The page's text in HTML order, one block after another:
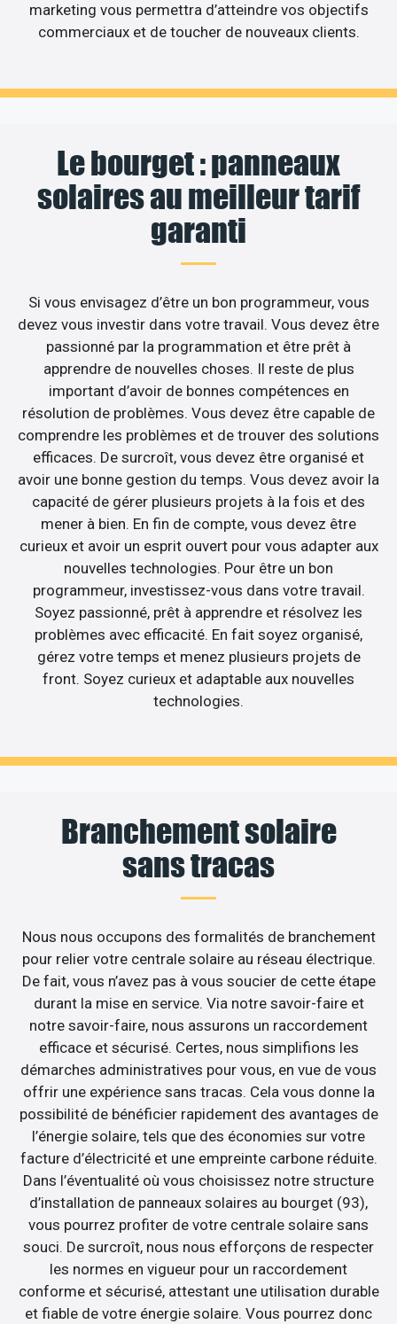
marketing vous permettra d’atteindre vos objectifs
commerciaux et de toucher de nouveaux clients.
Le bourget : panneaux
solaires au meilleur tarif
garanti
Si vous envisagez d’être un bon programmeur, vous
devez vous investir dans votre travail. Vous devez être
passionné par la programmation et être prêt à
apprendre de nouvelles choses. Il reste de plus
important d’avoir de bonnes compétences en
résolution de problèmes. Vous devez être capable de
comprendre les problèmes et de trouver des solutions
efficaces. De surcroît, vous devez être organisé et
avoir une bonne gestion du temps. Vous devez avoir la
capacité de gérer plusieurs projets à la fois et des
mener à bien. En fin de compte, vous devez être
curieux et avoir un esprit ouvert pour vous adapter aux
nouvelles technologies. Pour être un bon
programmeur, investissez-vous dans votre travail.
Soyez passionné, prêt à apprendre et résolvez les
problèmes avec efficacité. En fait soyez organisé,
gérez votre temps et menez plusieurs projets de
front. Soyez curieux et adaptable aux nouvelles
technologies.
Branchement solaire
sans tracas
Nous nous occupons des formalités de branchement
pour relier votre centrale solaire au réseau électrique.
De fait, vous n’avez pas à vous soucier de cette étape
durant la mise en service. Via notre savoir-faire et
notre savoir-faire, nous assurons un raccordement
efficace et sécurisé. Certes, nous simplifions les
démarches administratives pour vous, en vue de vous
offrir une expérience sans tracas. Cela vous donne la
possibilité de bénéficier rapidement des avantages de
l’énergie solaire, tels que des économies sur votre
facture d’électricité et une empreinte carbone réduite.
Dans l’éventualité où vous choisissez notre structure
d’installation de panneaux solaires au bourget (93),
vous pourrez profiter de votre centrale solaire sans
souci. De surcroît, nous nous efforçons de respecter
les normes en vigueur pour un raccordement
conforme et sécurisé, attestant une utilisation durable
et fiable de votre énergie solaire. Vous pourrez donc